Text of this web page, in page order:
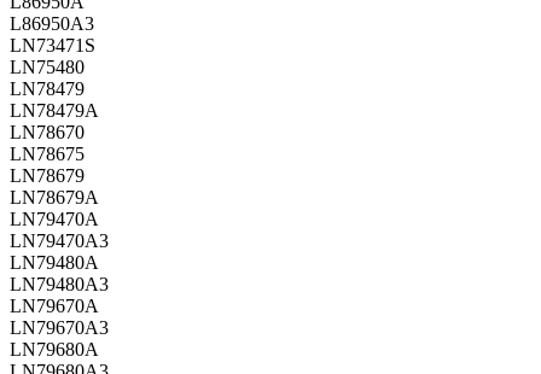
L86950A3
LN73471S
LN75480
LN78479
LN78479A
LN78670
LN78675
LN78679
LN78679A
LN79470A
LN79470A3
LN79480A
LN79480A3
LN79670A
LN79670A3
LN79680A